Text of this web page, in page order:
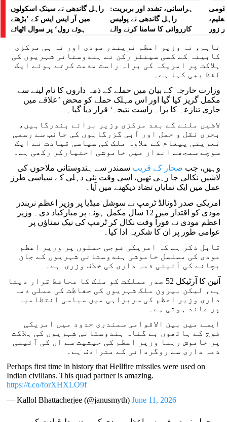
راہل گاندھی نے سینک اسکولوں
میں آر ایس ایس کے ’بڑھتے
ہوئے رول‘ پر سوال اٹھائے
ہراسانی، تشدد اور بربریت:
راہل گاندھی نے پولیس
کارروائی کا سامنا کرنے والے
قومی
زور
تاہم، نہ وزیر اعظم نریندر مودی اور نہ ہی مرکزی
کابینہ کے کسی سینئر رکن نے ہندوستانی شہریوں کی
ہلاکت پر امریکہ کی براہ راست مذمت کرتے ہوئے ایک
لفظ بھی کہا ہے۔
وزارت خارجہ کے بیان میں حملے کے ذمہ داروں کا نام لینے سے
مکمل گریز کیا گیا اور اس مہلک حملے کو محض ’علاقے میں
جاری تنازعہ کا براہ راست نتیجہ‘ قرار دیا گیا۔
لاشیں ملنے کے بعد مرکزی وزیر برائے بندرگاہیں،
بحری نقل و حمل اور آبی گزرگاہوں کی جانب سے رسمی
تعزیتی پیغام کے علاوہ ملک کی سیاسی قیادت نے ایک
سوچے سمجھے انداز میں خاموشی اختیارکر رکھی ہے۔
وہیں، جب صحار کے قریب سمندر سے ہندوستانی ملاحوں کی
لاشیں نکالی جا رہی تھیں، اسی وقت نئی دہلی کے سیاسی طرز
عمل میں ایک نمایاں تضاد دیکھنے میں آیا۔
امریکی صدر ڈونالڈ ٹرمپ نے سوشل میڈیا پر وزیر اعظم نریندر
مودی کو اقتدار میں 12 سال مکمل ہونے پر مبارکباد دی۔ وزیر
اعظم مودی نے فوراً وقت نکال کر ٹرمپ کی نیک تمناؤں پر
عوامی طور پر ان کا شکریہ ادا کیا۔
قابل ذکر ہے کہ امریکی فوجی حملوں پر وزیر اعظم
مودی کی مسلسل خاموشی ہندوستانی شہریوں کے جان
بچانے کی آئینی ذمہ داری کی خلاف وزری ہے۔
آئین کا آرٹیکل 52 صدر مملکت کو ملک کا محافظ قرار دیتا
ہے، لیکن بیرون ملک شہریوں کی حفاظت کی عملی ذمہ
داری وزیر اعظم کی سربراہی میں سیاسی انتظامیہ
پر عائد ہوتی ہے۔
ایسے میں بین الاقوامی سمندری حدود میں امریکی
فوج کے ہاتھوں بے گناہ ہندوستانی شہریوں کی ہلاکت
پر خاموش رہنا وزیر اعظم کی حیثیت سے ان کی آئینی
ذمہ داری سے روگردانی کے مترادف ہے۔
Perhaps first time in history that Hellfire missiles were used on
Indian civilians. This quad partner is amazing.
https://t.co/forXHXLO9f
— Kallol Bhattacherjee (@janusmyth)June 11, 2026